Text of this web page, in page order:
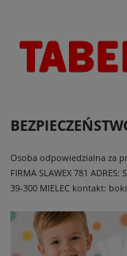
Osoba odpowiedzialna za
FIRMA SLAWEX 781 ADRES:
39-300 MIELEC kontakt: